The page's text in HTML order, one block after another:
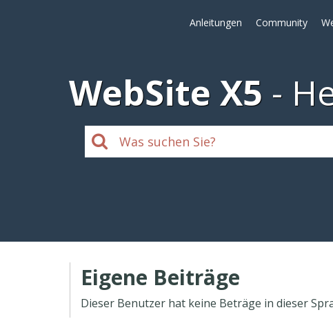
Anleitungen Community
WebSite X5
Eigene Beiträge
Dieser Benutzer hat keine Beträge in dieser